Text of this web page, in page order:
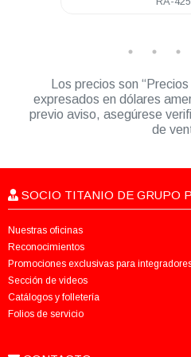
Los precios son
expresados en dólares
previo aviso, asegúrese
de
SOCIO TITANIO DE GRUPO
Nuestras oficinas
Reconocimientos
Promociones exclusivas para
Sección de videos
Catálogos y folletería
Folios de servicio